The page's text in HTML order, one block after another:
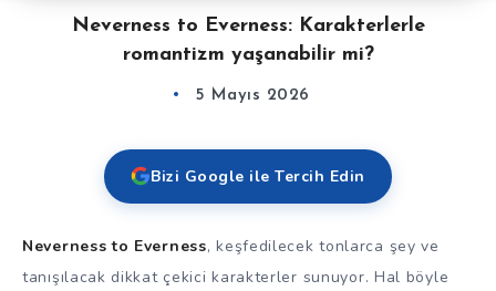
Neverness to Everness: Karakterlerle
romantizm yaşanabilir mi?
5 Mayıs 2026
Bizi Google ile Tercih Edin
Neverness to Everness, keşfedilecek tonlarca şey ve
tanışılacak dikkat çekici karakterler sunuyor. Hal böyle